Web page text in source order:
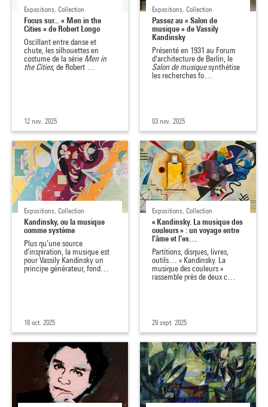
Expositions, Collection
Focus sur... « Men in the
Cities » de Robert Longo
Oscillant entre danse et
chute, les silhouettes en
costume de la série Men in
the Cities, de Robert …
12 nov. 2025
Expositions, Collection
Passez au « Salon de
musique » de Vassily
Kandinsky
Présenté en 1931 au Forum
d'architecture de Berlin, le
Salon de musiquesynthétise
les recherches fo…
03 nov. 2025
Expositions, Collection
Kandinsky, ou la musique
comme système
Plus qu’une source
d’inspiration, la musique est
pour Vassily Kandinsky un
principe générateur, fond…
16 oct. 2025
Expositions, Collection
« Kandinsky. La musique des
couleurs » : un voyage entre
l’âme et l’es…
Partitions, disques, livres,
outils… « Kandinsky. La
musique des couleurs »
rassemble près de deux c…
29 sept. 2025